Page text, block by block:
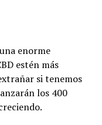
enorme
estén más
si tenemos
los 400